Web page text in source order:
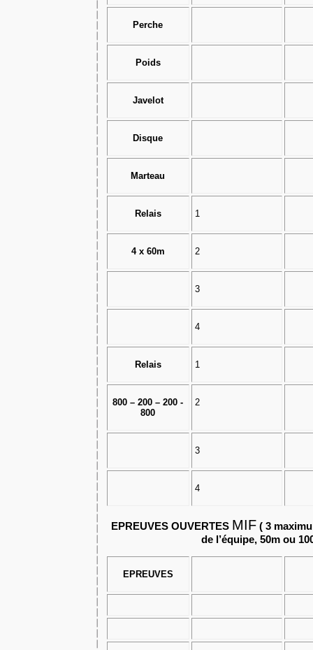
Perche
Poids
Javelot
Disque
Marteau
Relais 1
4 x 60m 2
3
4
Relais 1
800 – 200 – 200 -
800
2
3
4
EPREUVES OUVERTES MIF ( 3
de l’équipe, 50m ou
EPREUVES